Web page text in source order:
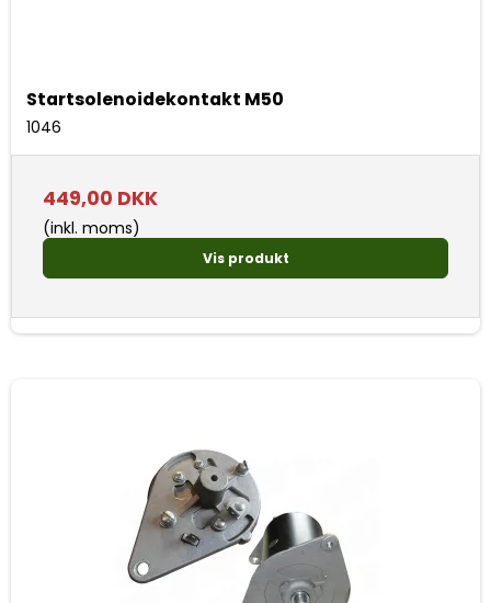
Startsolenoidekontakt M50
1046
449,00 DKK
(inkl. moms)
Vis produkt